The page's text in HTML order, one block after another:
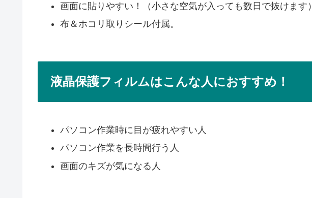
画面に貼りやすい！（小さな空気が入っても数日で抜けます）
布＆ホコリ取りシール付属。
液晶保護フィルムはこんな人におすすめ！
パソコン作業時に目が疲れやすい人
パソコン作業を長時間行う人
画面のキズが気になる人